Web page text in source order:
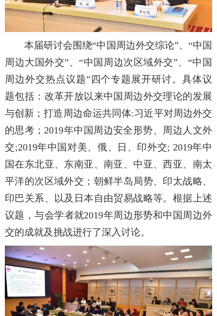
本届研讨会围绕“中国周边外交综论”、“中国
周边大国外交”、“中国周边次区域外交”、“中国
周边外交热点议题”四个专题展开研讨。具体议
题包括：改革开放以来中国周边外交理论的发展
与创新；打造周边命运共同体:习近平对周边外交
的思考；2019年中国周边安全形势、周边人文外
交;2019年中国对美、俄、日、印外交; 2019年中
国在东北亚、东南亚、南亚、中亚、西亚、南太
平洋的次区域外交；朝鲜半岛局势、印太战略、
印巴关系、以及日本自由贸易战略等。根据上述
议题，与会学者就2019年周边形势和中国周边外
交的成就及挑战进行了深入讨论。